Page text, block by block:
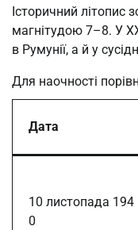
Історичний
магнітудою 7–8. У
в Румунії, а й у
Для наочності
Дата
10 листопада 194
0